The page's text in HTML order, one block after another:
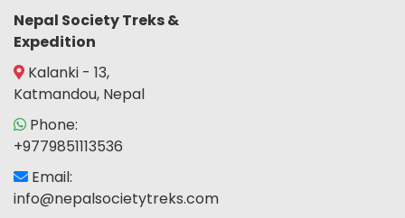
Nepal Society Treks &
Expedition
Kalanki - 13,
Katmandou, Nepal
Phone:
+9779851113536
Email:
info@nepalsocietytreks.com